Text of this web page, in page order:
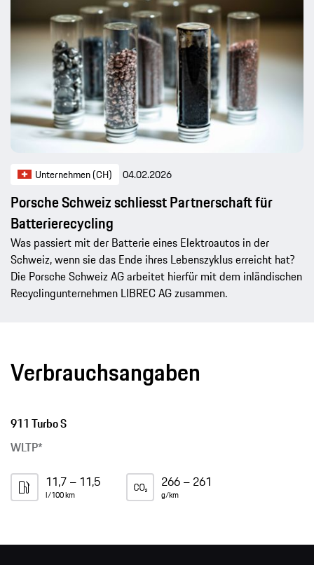
Unternehmen (CH) 04.02.2026
Porsche Schweiz schliesst Partnerschaft für
Batterierecycling
Was passiert mit der Batterie eines Elektroautos in der
Schweiz, wenn sie das Ende ihres Lebenszyklus erreicht hat?
Die Porsche Schweiz AG arbeitet hierfür mit dem inländischen
Recyclingunternehmen LIBREC AG zusammen.
Verbrauchsangaben
911 Turbo S
WLTP*
11,7 – 11,5
l/100 km
266 – 261
g/km